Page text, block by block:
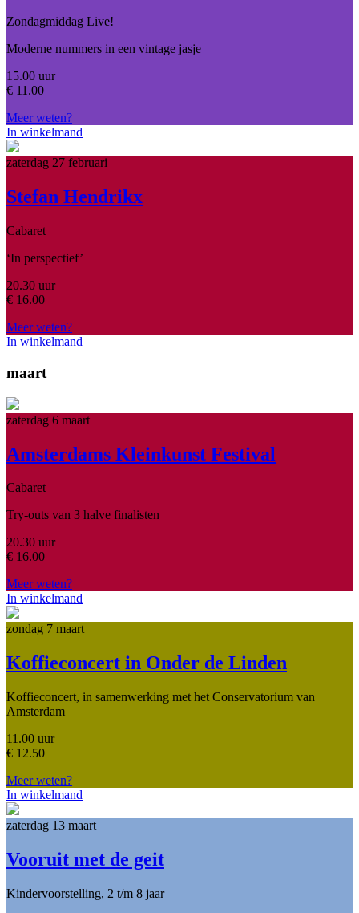
Zondagmiddag Live!
Moderne nummers in een vintage jasje
15.00 uur
€ 11.00
Meer weten?
In winkelmand
zaterdag 27 februari
Stefan Hendrikx
Cabaret
‘In perspectief’
20.30 uur
€ 16.00
Meer weten?
In winkelmand
maart
zaterdag 6 maart
Amsterdams Kleinkunst Festival
Cabaret
Try-outs van 3 halve finalisten
20.30 uur
€ 16.00
Meer weten?
In winkelmand
zondag 7 maart
Koffieconcert in Onder de Linden
Koffieconcert, in samenwerking met het Conservatorium van
Amsterdam
11.00 uur
€ 12.50
Meer weten?
In winkelmand
zaterdag 13 maart
Vooruit met de geit
Kindervoorstelling, 2 t/m 8 jaar